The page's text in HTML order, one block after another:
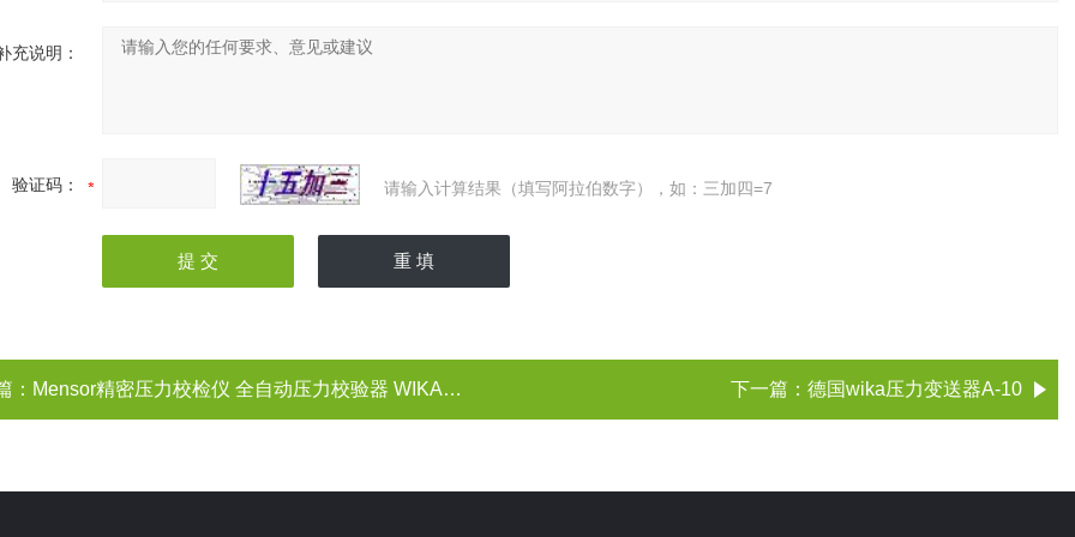
充说明：
验证码： 请输入计算结果（填写阿拉伯数字），如：三加四=7
： Mensor精密压力校检仪 全自动压力校验器 WIKA数字式压力控制器CPC6000 下一篇： 德国wika压力变送器A-10